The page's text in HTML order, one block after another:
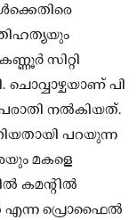
സിറ്റി
പി
നൽകിയത്.
പറയുന്ന
മകളെ
കമന്റിൽ
എന്ന പ്രൊഫൈൽ